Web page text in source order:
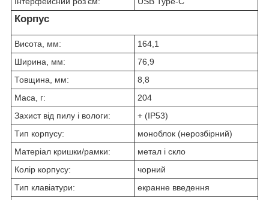
Корпус
Висота, мм:
164,1
Ширина, мм:
76,9
Товщина, мм:
8,8
Маса, г:
204
Захист від пилу і вологи:
+ (IP53)
Тип корпусу:
моноблок (нерозбірний)
Матеріал кришки/рамки:
метал і скло
Колір корпусу:
чорний
Тип клавіатури:
екранне введення